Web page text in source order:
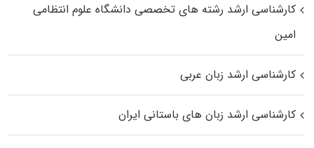
کارشناسی ارشد رﺷﺘﻪ ﻫﺎی تخصصی داﻧﺸﮕﺎه ﻋﻠﻮم انتظامی
اﻣﻴﻦ
کارشناسی ارشد زبان عربی
کارشناسی ارشد زبان‌ های باستانی ایران